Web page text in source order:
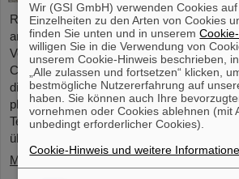
Rund 110 Oberstufenschüler*innen aus
am Samstag, den 23. November, zum 25.
Veranstaltungsreihe „Saturday Morning
Campus. In Rundgängen durch die
die Schüler*innen spannende Einblicke in
physikalische Forschung, erkundeten die
Teilchenbeschleuniger und -Experimente
über den Bau der internationalen
Mehr »
Wir (GSI GmbH) verwenden Cookies auf
Einzelheiten zu den Arten von Cookies
finden Sie unten und in unserem
willigen Sie in die Verwendung von
unserem Cookie-Hinweis beschrieben,
„Alle zulassen und fortsetzen“ klicken,
bestmögliche Nutzererfahrung auf
haben. Sie können auch Ihre
vornehmen oder Cookies ablehnen (mit
unbedingt erforderlicher Cookies).
Cookie-Hinweis und weitere